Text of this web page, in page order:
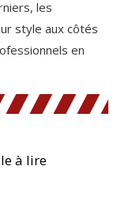
les
style aux côtés
en
à lire